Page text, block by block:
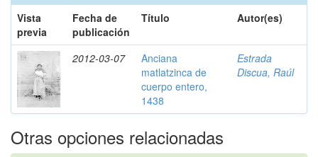
Vista
previa
Fecha de
publicación
Título Autor(es)
2012-03-07
Anciana
matlatzinca de
cuerpo entero,
1438
Estrada
Discua, Raúl
Otras opciones relacionadas